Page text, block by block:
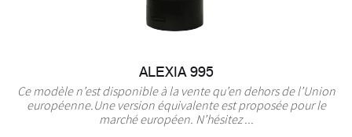
ALEXIA 995
Ce modèle n’est disponible à la vente qu’en dehors de l’Union
européenne.Une version équivalente est proposée pour le
marché européen. N’hésitez ...